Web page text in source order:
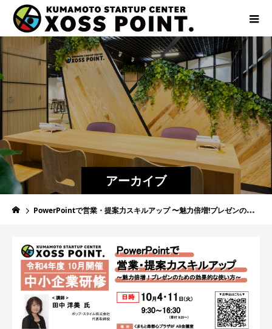
アーカイブ
PowerPointで営業・提案力スキルアップ 〜魅力倍増!プレゼンのための効果的な使い方〜(2022年度中小企業研修 No.10)